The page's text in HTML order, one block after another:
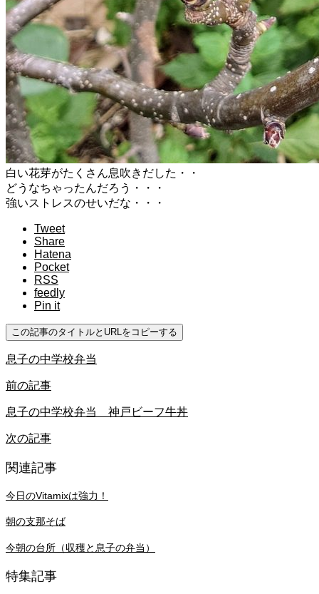
白い花芽がたくさん息吹きだした・・
どうなちゃったんだろう・・・
強いストレスのせいだな・・・
Tweet
Share
Hatena
Pocket
RSS
feedly
Pin it
この記事のタイトルとURLをコピーする
息子の中学校弁当
前の記事
息子の中学校弁当 神戸ビーフ牛丼
次の記事
関連記事
今日のVitamixは強力！
朝の支那そば
今朝の台所（収穫と息子の弁当）
特集記事